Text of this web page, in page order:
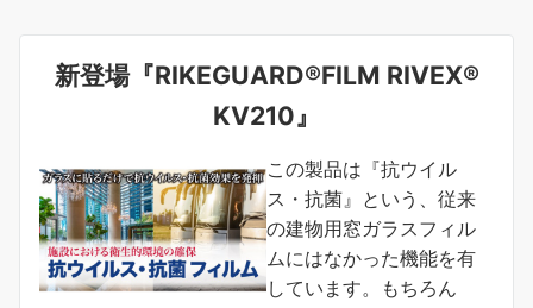
新登場『RIKEGUARD®FILM RIVEX®
KV210』
この製品は『抗ウイル
ス・抗菌』という、従来
の建物用窓ガラスフィル
ムにはなかった機能を有
しています。もちろん